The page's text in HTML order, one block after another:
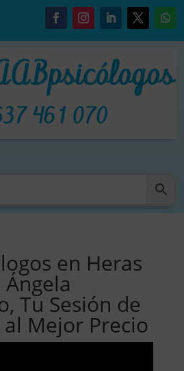
en Heras
Tu Sesión de
Mejor Precio